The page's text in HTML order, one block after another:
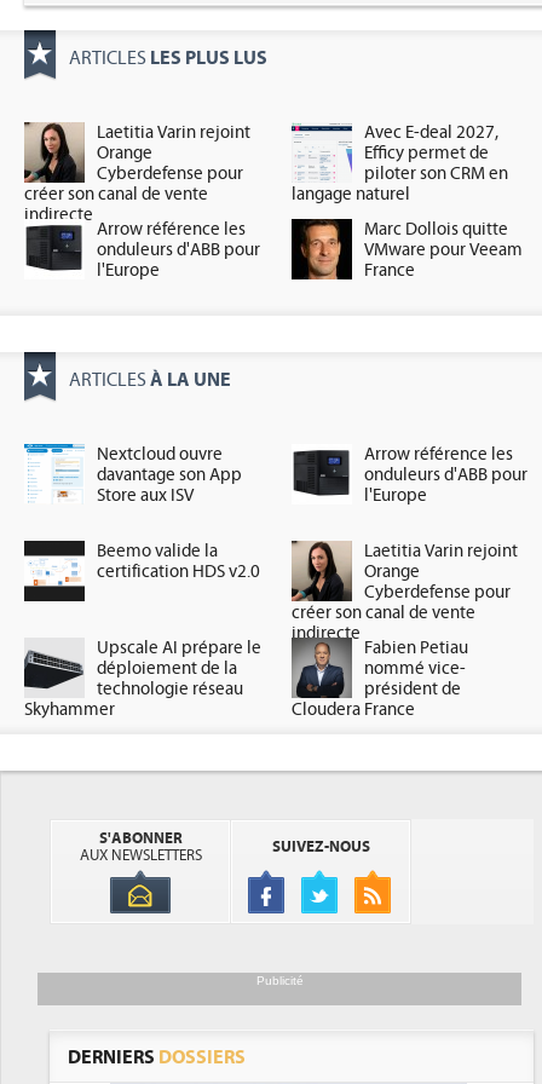
ARTICLES LES PLUS LUS
Laetitia Varin rejoint
Orange
Cyberdefense pour
créer son canal de vente
indirecte
Avec E-deal 2027,
Efficy permet de
piloter son CRM en
langage naturel
Arrow référence les
onduleurs d'ABB pour
l'Europe
Marc Dollois quitte
VMware pour Veeam
France
ARTICLES À LA UNE
Nextcloud ouvre
davantage son App
Store aux ISV
Arrow référence les
onduleurs d'ABB pour
l'Europe
Beemo valide la
certification HDS v2.0
Laetitia Varin rejoint
Orange
Cyberdefense pour
créer son canal de vente
indirecte
Upscale AI prépare le
déploiement de la
technologie réseau
Skyhammer
Fabien Petiau
nommé vice-
président de
Cloudera France
S'ABONNER
AUX NEWSLETTERS
SUIVEZ-NOUS
Publicité
DERNIERS DOSSIERS